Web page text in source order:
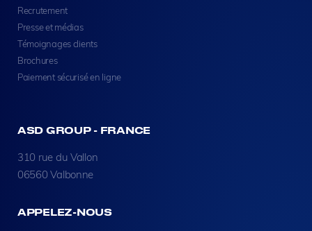
Recrutement
Presse et médias
Témoignages clients
Brochures
Paiement sécurisé en ligne
ASD GROUP - FRANCE
310 rue du Vallon
06560 Valbonne
APPELEZ-NOUS